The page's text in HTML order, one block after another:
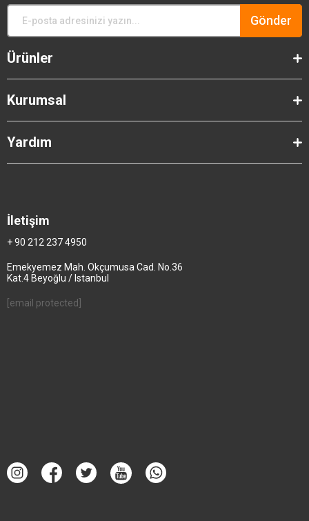
Gönder
Ürünler
Kurumsal
Yardım
İletişim
+ 90 212 237 4950
Emekyemez Mah. Okçumusa Cad. No.36
Kat.4 Beyoğlu / Istanbul
[email protected]